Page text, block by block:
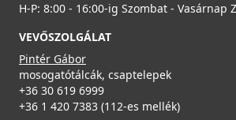
H-P: 8:00 - 16:00-ig Szombat - Vasárnap
VEVŐSZOLGÁLAT
Pintér Gábor
mosogatótálcák, csaptelepek
+36 30 619 6999
+36 1 420 7383 (112-es mellék)